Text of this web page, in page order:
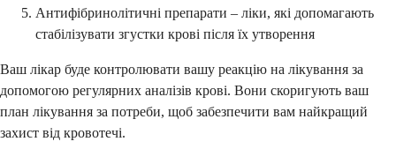
Антифібринолітичні препарати – ліки, які допомагають
стабілізувати згустки крові після їх утворення
Ваш лікар буде контролювати вашу реакцію на лікування за
допомогою регулярних аналізів крові. Вони скоригують ваш
план лікування за потреби, щоб забезпечити вам найкращий
захист від кровотечі.